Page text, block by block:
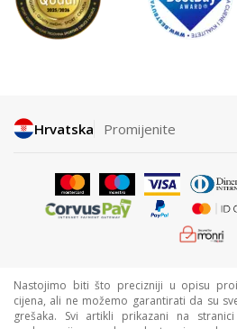
Hrvatska Promijenite
Nastojimo biti što precizniji u opisu
cijena, ali ne možemo garantirati da su
grešaka. Svi artikli prikazani na